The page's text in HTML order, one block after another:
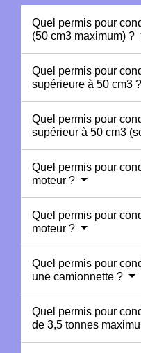
Quel permis pour
(50 cm3 maximum) ?
Quel permis pour
supérieure à 50 cm3 ?
Quel permis pour
supérieur à 50 cm3
Quel permis pour
moteur ?
Quel permis pour
moteur ?
Quel permis pour
une camionnette ?
Quel permis pour
de 3,5 tonnes